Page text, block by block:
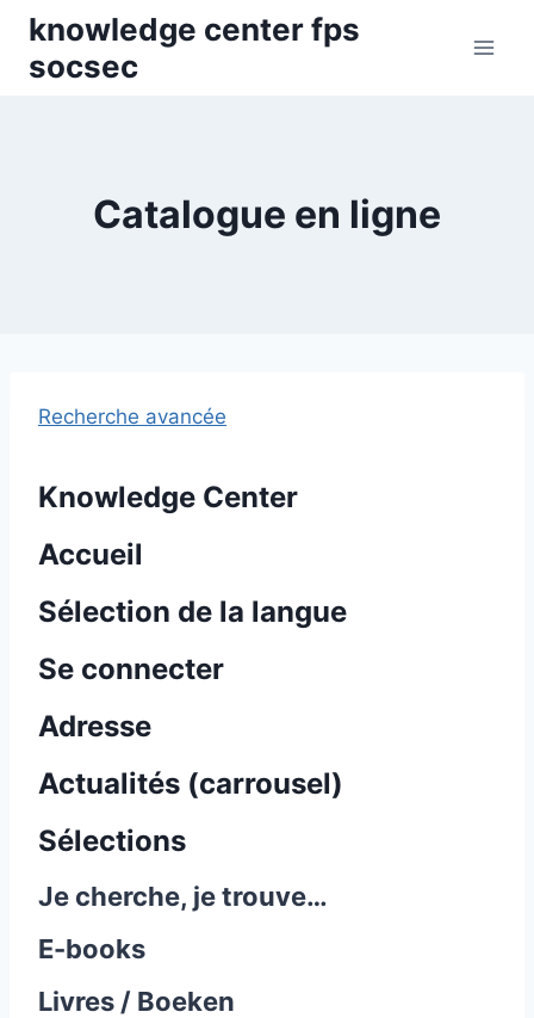
Skip
content
knowledge center fps
socsec
Catalogue en ligne
Recherche avancée
Knowledge Center
Accueil
Sélection de la langue
Se connecter
Adresse
Actualités (carrousel)
Sélections
Je cherche, je trouve…
E-books
Livres / Boeken